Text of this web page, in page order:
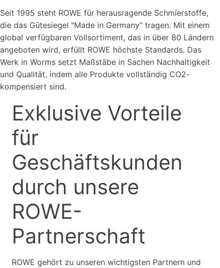
Seit 1995 steht ROWE für herausragende Schmierstoffe,
die das Gütesiegel "Made in Germany" tragen. Mit einem
global verfügbaren Vollsortiment, das in über 80 Ländern
angeboten wird, erfüllt ROWE höchste Standards. Das
Werk in Worms setzt Maßstäbe in Sachen Nachhaltigkeit
und Qualität, indem alle Produkte vollständig CO2-
kompensiert sind.
Exklusive Vorteile
für
Geschäftskunden
durch unsere
ROWE-
Partnerschaft
ROWE gehört zu unseren wichtigsten Partnern und